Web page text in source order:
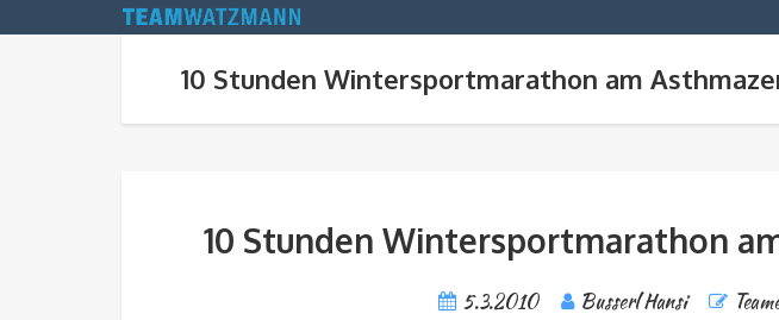
10 Stunden Wintersportmarathon am
10 Stunden Wintersportmarathon
5.3.2010 Busserl Hansi